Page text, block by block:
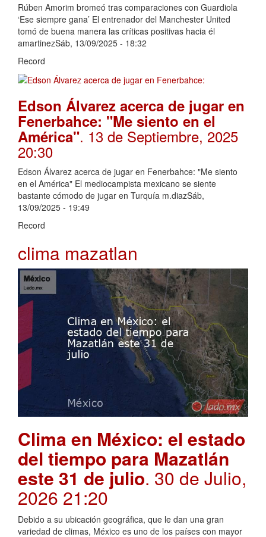
Rúben Amorim bromeó tras comparaciones con Guardiola
‘Ese siempre gana’ El entrenador del Manchester United
tomó de buena manera las críticas positivas hacia él
amartinezSáb, 13/09/2025 - 18:32
Record
Edson Álvarez acerca de jugar en
Fenerbahce: "Me siento en el
América". 13 de Septiembre, 2025
20:30
Edson Álvarez acerca de jugar en Fenerbahce: "Me siento
en el América" El mediocampista mexicano se siente
bastante cómodo de jugar en Turquía m.diazSáb,
13/09/2025 - 19:49
Record
clima mazatlan
Clima en México: el estado
del tiempo para Mazatlán
este 31 de julio. 30 de Julio,
2026 21:20
Debido a su ubicación geográfica, que le dan una gran
variedad de climas, México es uno de los países con mayor